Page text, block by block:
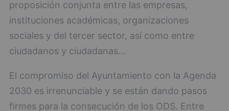
proposición conjunta entre las empresas,
instituciones académicas, organizaciones
sociales y del tercer sector, así como entre
ciudadanos y ciudadanas...
El compromiso del Ayuntamiento con la Agenda
2030 es irrenunciable y se están dando pasos
firmes para la consecución de los ODS. Entre